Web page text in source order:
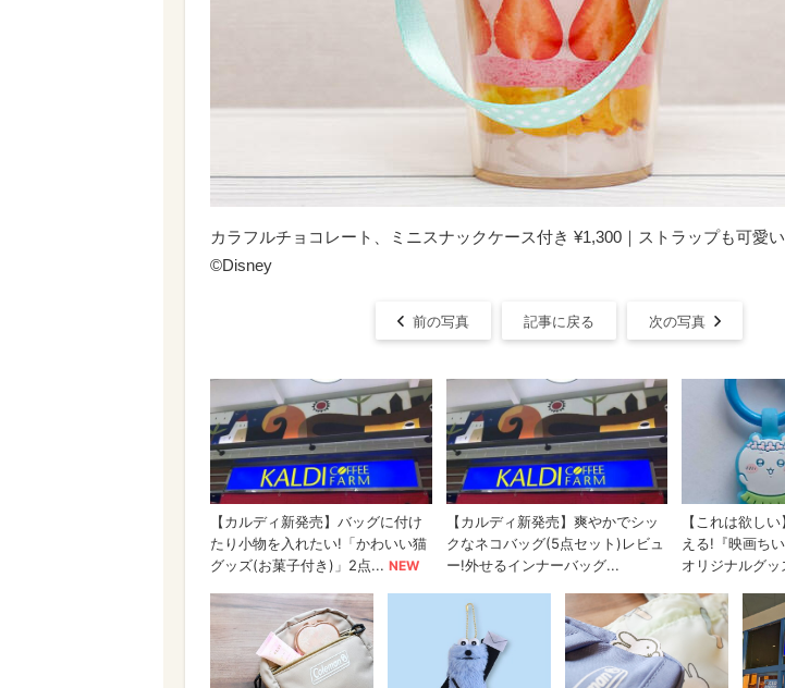
カラフルチョコレート、ミニスナックケース付き ¥1,300｜ストラップも可愛い
©Disney
前の写真 記事に戻る 次の写真